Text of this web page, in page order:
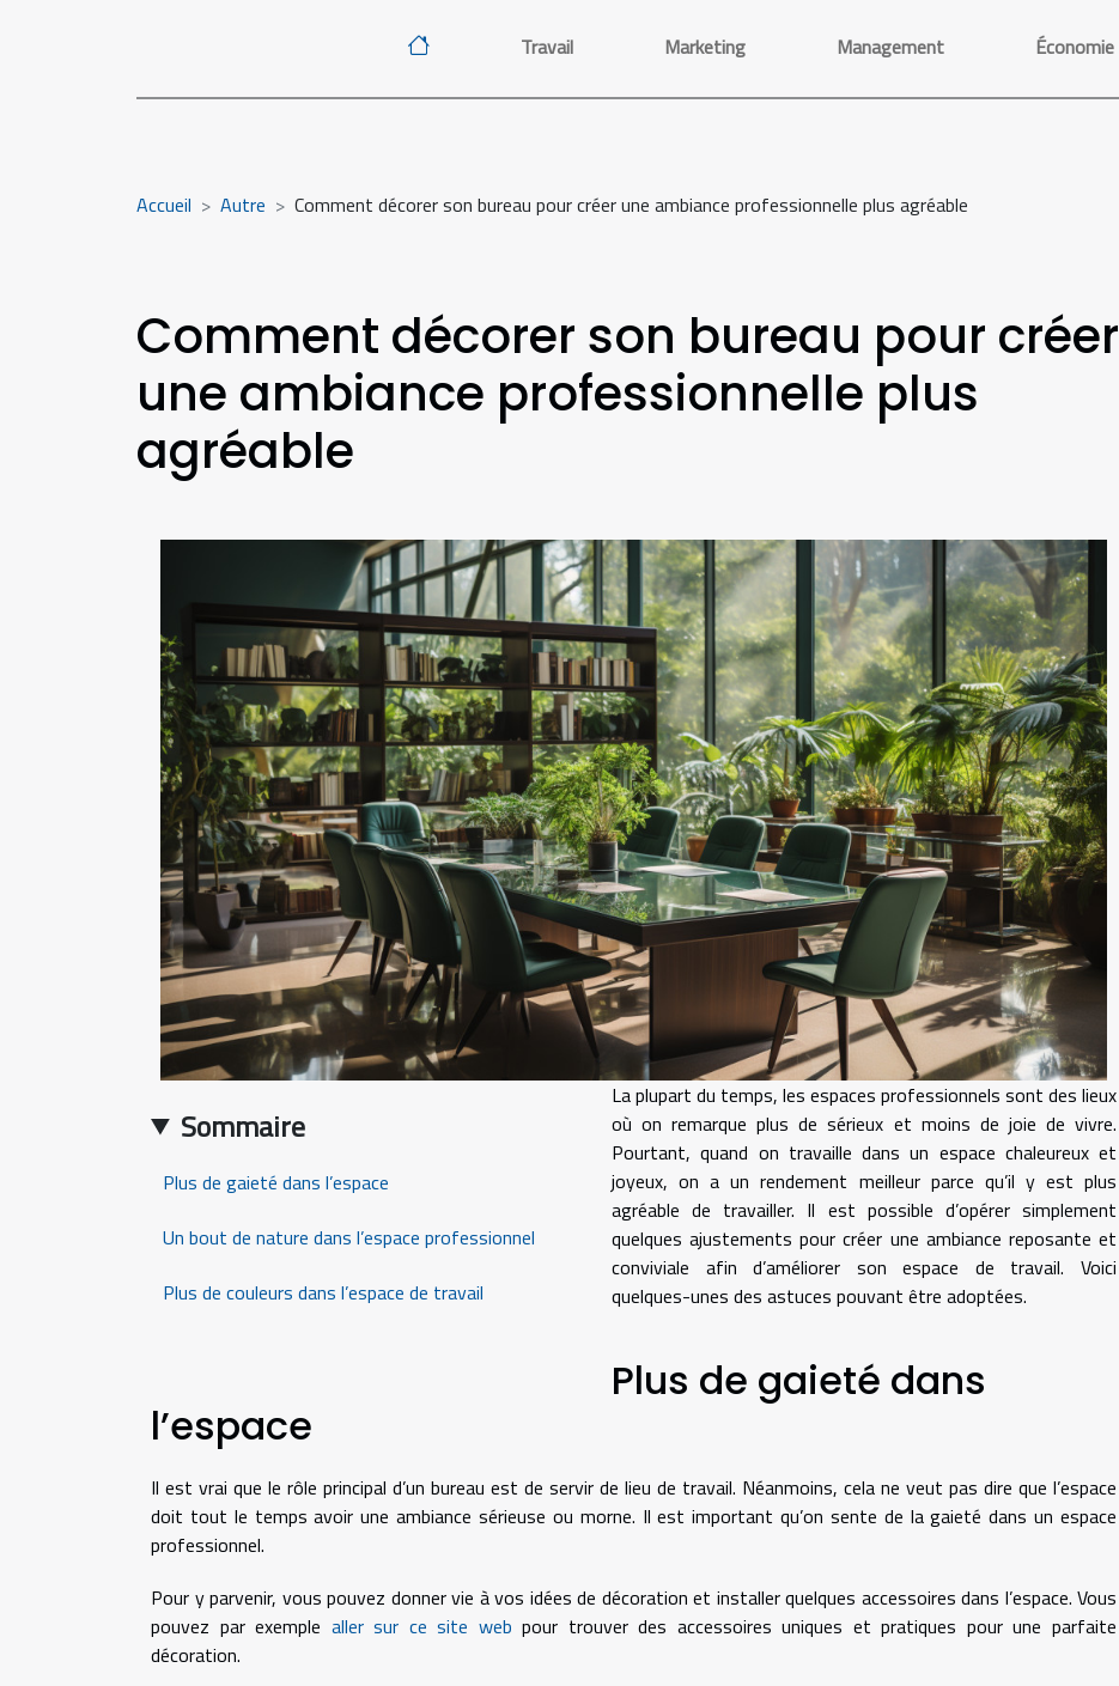
Travail Marketing Management Économie
Accueil Autre Comment décorer son bureau pour créer une ambiance professionnelle plus agréable
Comment décorer son bureau pour créer
une ambiance professionnelle plus
agréable
Sommaire
Plus de gaieté dans l’espace
Un bout de nature dans l’espace professionnel
Plus de couleurs dans l’espace de travail
La plupart du temps, les espaces professionnels sont des lieux
où on remarque plus de sérieux et moins de joie de vivre.
Pourtant, quand on travaille dans un espace chaleureux et
joyeux, on a un rendement meilleur parce qu’il y est plus
agréable de travailler. Il est possible d’opérer simplement
quelques ajustements pour créer une ambiance reposante et
conviviale afin d’améliorer son espace de travail. Voici
quelques-unes des astuces pouvant être adoptées.
Plus de gaieté dans
l’espace
Il est vrai que le rôle principal d’un bureau est de servir de lieu de travail. Néanmoins, cela ne veut pas dire que l’espace
doit tout le temps avoir une ambiance sérieuse ou morne. Il est important qu’on sente de la gaieté dans un espace
professionnel.
Pour y parvenir, vous pouvez donner vie à vos idées de décoration et installer quelques accessoires dans l’espace. Vous
pouvez par exemple aller sur ce site web pour trouver des accessoires uniques et pratiques pour une parfaite
décoration.